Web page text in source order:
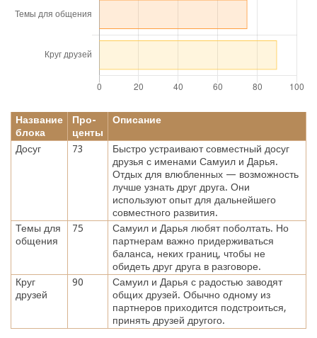
Название
блока
Про-
центы
Описание
Досуг 73
Быстро устраивают совместный досуг
друзья с именами Самуил и Дарья.
Отдых для влюбленных — возможность
лучше узнать друг друга. Они
используют опыт для дальнейшего
совместного развития.
Темы для
общения
75
Самуил и Дарья любят поболтать. Но
партнерам важно придерживаться
баланса, неких границ, чтобы не
обидеть друг друга в разговоре.
Круг
друзей
90
Самуил и Дарья с радостью заводят
общих друзей. Обычно одному из
партнеров приходится подстроиться,
принять друзей другого.